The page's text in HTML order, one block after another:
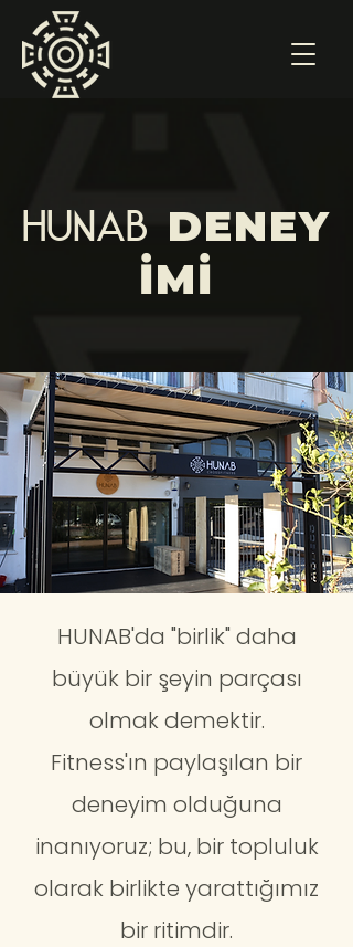
HUNAB DENEY
İMİ
HUNAB'da "birlik" daha
büyük bir şeyin parçası
olmak demektir.
Fitness'ın paylaşılan bir
deneyim olduğuna
inanıyoruz; bu, bir topluluk
olarak birlikte yarattığımız
bir ritimdir.